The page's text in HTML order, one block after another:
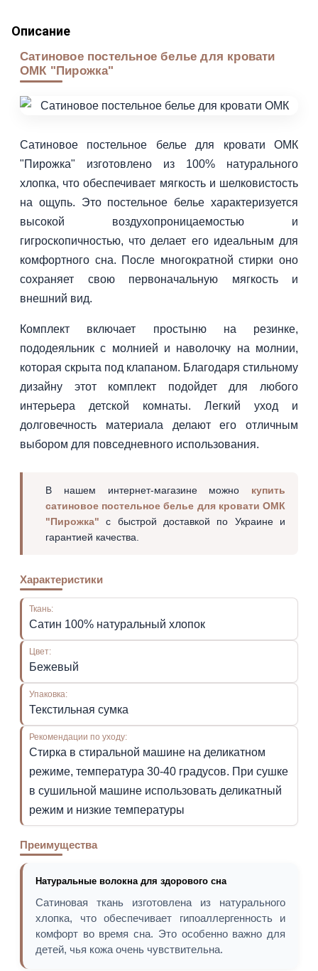
Описание
Сатиновое постельное белье для кровати
ОМК "Пирожка"
Сатиновое постельное белье для кровати ОМК
"Пирожка" изготовлено из 100% натурального
хлопка, что обеспечивает мягкость и шелковистость
на ощупь. Это постельное белье характеризуется
высокой воздухопроницаемостью и
гигроскопичностью, что делает его идеальным для
комфортного сна. После многократной стирки оно
сохраняет свою первоначальную мягкость и
внешний вид.
Комплект включает простыню на резинке,
пододеяльник с молнией и наволочку на молнии,
которая скрыта под клапаном. Благодаря стильному
дизайну этот комплект подойдет для любого
интерьера детской комнаты. Легкий уход и
долговечность материала делают его отличным
выбором для повседневного использования.
В нашем интернет-магазине можно купить
сатиновое постельное белье для кровати ОМК
"Пирожка"с быстрой доставкой по Украине и
гарантией качества.
Характеристики
Ткань:
Сатин 100% натуральный хлопок
Цвет:
Бежевый
Упаковка:
Текстильная сумка
Рекомендации по уходу:
Стирка в стиральной машине на деликатном
режиме, температура 30-40 градусов. При сушке
в сушильной машине использовать деликатный
режим и низкие температуры
Преимущества
Натуральные волокна для здорового сна
Сатиновая ткань изготовлена из натурального
хлопка, что обеспечивает гипоаллергенность и
комфорт во время сна. Это особенно важно для
детей, чья кожа очень чувствительна.